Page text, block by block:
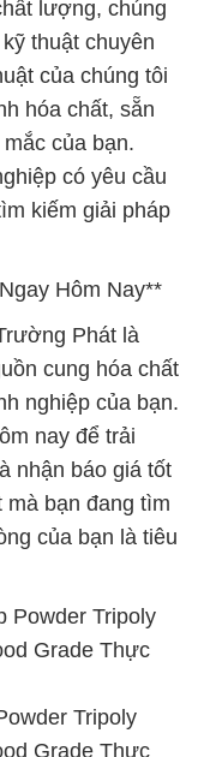
có yêu cầu
kiếm giải pháp
Hôm Nay**
Phát là
cung hóa chất
nghiệp của bạn.
nay để trải
nhận báo giá tốt
mà bạn đang tìm
của bạn là tiêu
Powder Tripoly
Grade Thực
Tripoly
Grade Thực
Tripoly
Grade Thực